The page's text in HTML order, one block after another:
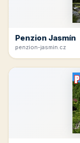
Penzion Jasmín
penzion-jasmin.cz